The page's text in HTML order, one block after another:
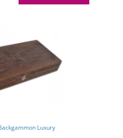
Luxury